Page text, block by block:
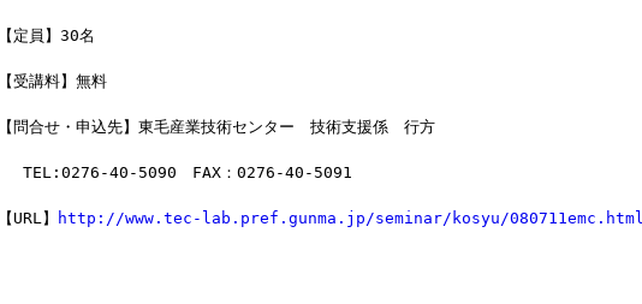
【定員】30名
【受講料】無料
【問合せ・申込先】東毛産業技術センター　技術支援係　行方
TEL:0276-40-5090　FAX：0276-40-5091
【URL】 http://www.tec-lab.pref.gunma.jp/seminar/kosyu/080711emc.html